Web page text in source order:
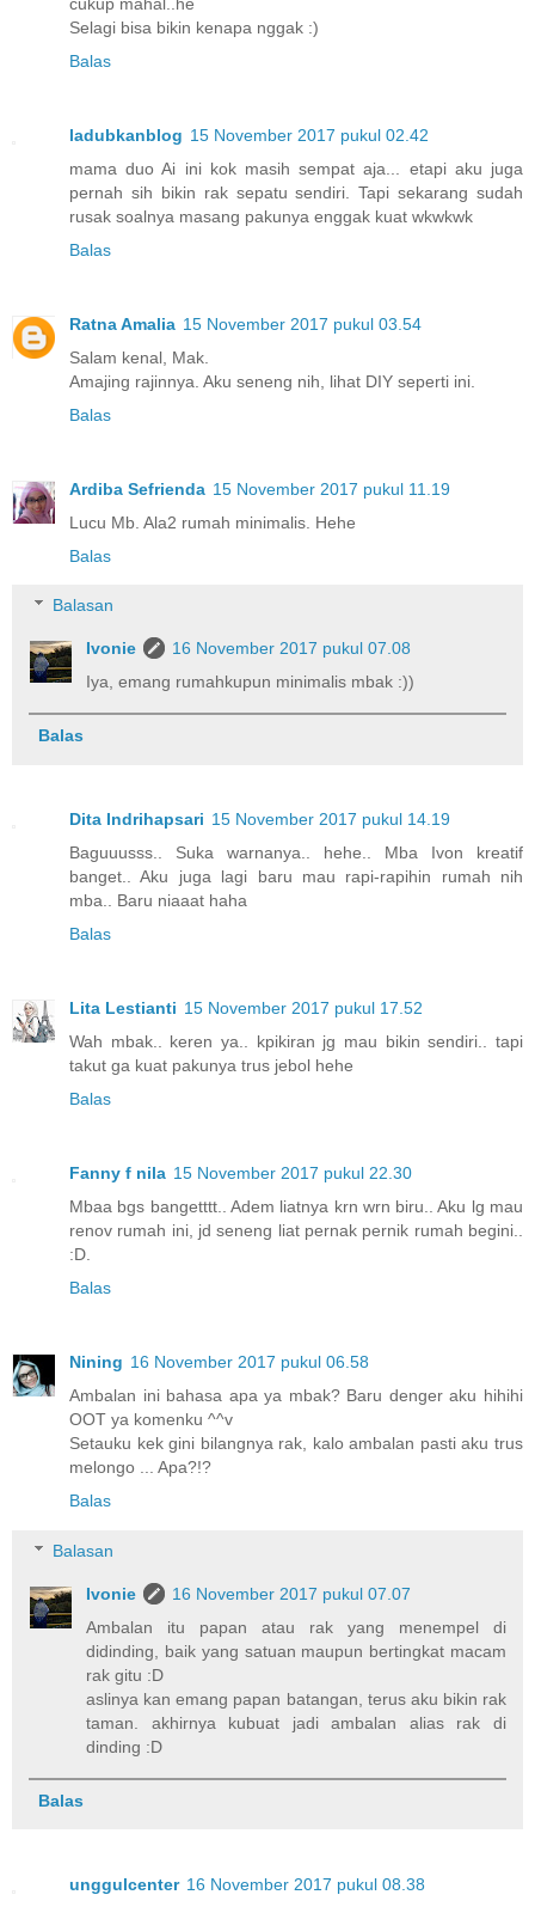
Selagi bisa bikin kenapa nggak :)
Balas
ladubkanblog 15 November 2017 pukul 02.42
mama duo Ai ini kok masih sempat aja... etapi aku juga
pernah sih bikin rak sepatu sendiri. Tapi sekarang sudah
rusak soalnya masang pakunya enggak kuat wkwkwk
Balas
Ratna Amalia 15 November 2017 pukul 03.54
Salam kenal, Mak.
Amajing rajinnya. Aku seneng nih, lihat DIY seperti ini.
Balas
Ardiba Sefrienda 15 November 2017 pukul 11.19
Lucu Mb. Ala2 rumah minimalis. Hehe
Balas
Balasan
Ivonie
16 November 2017 pukul 07.08
Iya, emang rumahkupun minimalis mbak :))
Balas
Dita Indrihapsari 15 November 2017 pukul 14.19
Baguuusss.. Suka warnanya.. hehe.. Mba Ivon kreatif
banget.. Aku juga lagi baru mau rapi-rapihin rumah nih
mba.. Baru niaaat haha
Balas
Lita Lestianti 15 November 2017 pukul 17.52
Wah mbak.. keren ya.. kpikiran jg mau bikin sendiri.. tapi
takut ga kuat pakunya trus jebol hehe
Balas
Fanny f nila 15 November 2017 pukul 22.30
Mbaa bgs bangetttt.. Adem liatnya krn wrn biru.. Aku lg mau
renov rumah ini, jd seneng liat pernak pernik rumah begini..
:D.
Balas
Nining 16 November 2017 pukul 06.58
Ambalan ini bahasa apa ya mbak? Baru denger aku hihihi
OOT ya komenku ^^v
Setauku kek gini bilangnya rak, kalo ambalan pasti aku trus
melongo ... Apa?!?
Balas
Balasan
Ivonie
16 November 2017 pukul 07.07
Ambalan itu papan atau rak yang menempel di
didinding, baik yang satuan maupun bertingkat macam
rak gitu :D
aslinya kan emang papan batangan, terus aku bikin rak
taman. akhirnya kubuat jadi ambalan alias rak di
dinding :D
Balas
unggulcenter 16 November 2017 pukul 08.38